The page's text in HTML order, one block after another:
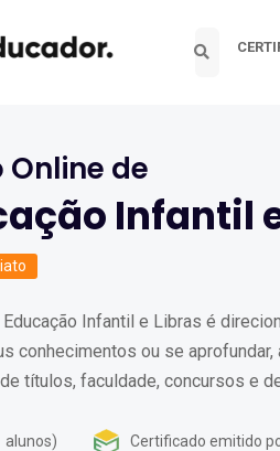
Online de
Infantil
Infantil e Libras é
conhecimentos ou se
títulos, faculdade, concursos e
alunos)
Certificado emitido